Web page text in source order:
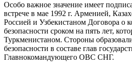
Особо важное значение имеет
встрече в мае 1992 г. Арменией,
Россией и Узбекистаном Договора о
безопасности сроком на пять лет,
Туркменистаном. Стороны
безопасности в составе глав
Главнокомандующего ОВС СНГ.